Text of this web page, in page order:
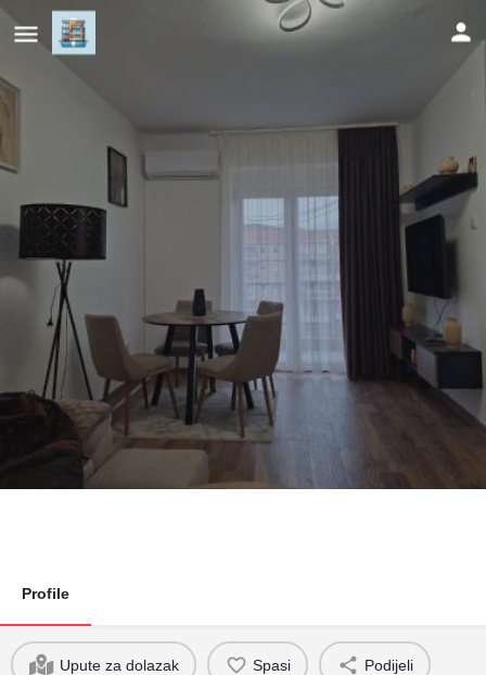
Apartman Ivan Trebinje
Profile
Upute za dolazak Spasi Podijeli